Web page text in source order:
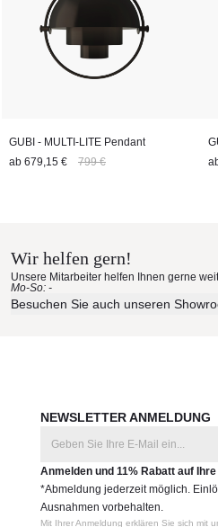
GUBI - MULTI-LITE Pendant
ab 679,15 € 799 €
Wir helfen gern!
Unsere Mitarbeiter helfen Ihnen gerne
Mo-So: -
Besuchen Sie auch unseren
NEWSLETTER ANMELDUNG
Anmelden und 11% Rabatt auf
*Abmeldung jederzeit möglich.
Ausnahmen vorbehalten.
Mit Ihrer Anmeldung erklären Sie sich mit